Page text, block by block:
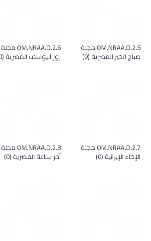
OM.NRAA.D.2.5 مجلة
صباح الخير المصرية (0)
OM.NRAA.D.2.6 مجلة
روز اليوسف المصرية (0)
OM.NRAA.D.2.7 مجلة
الإخاء الإيرانية (0)
OM.NRAA.D.2.8 مجلة
آخر ساعة المصرية (0)